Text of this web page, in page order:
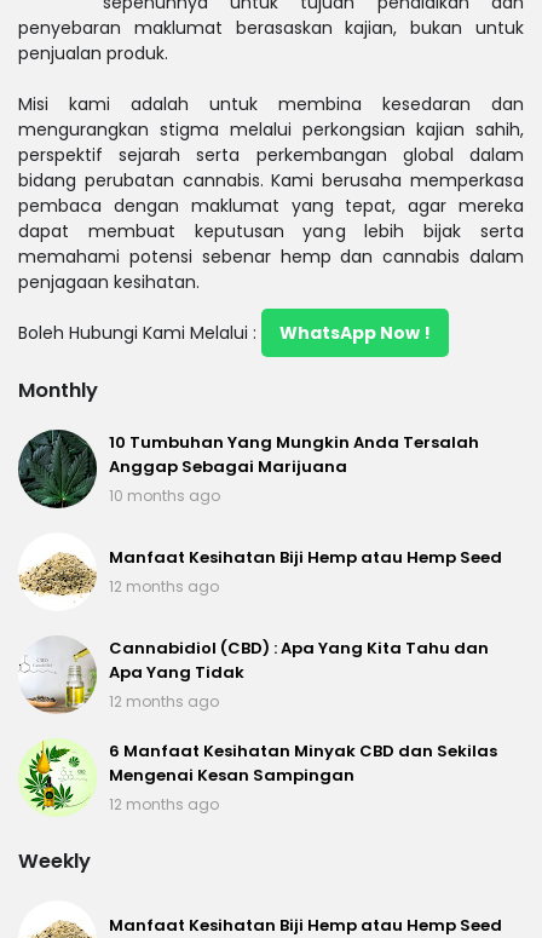
penyebaran maklumat berasaskan kajian, bukan untuk
penjualan produk.
Misi kami adalah untuk membina kesedaran dan
mengurangkan stigma melalui perkongsian kajian sahih,
perspektif sejarah serta perkembangan global dalam
bidang perubatan cannabis. Kami berusaha memperkasa
pembaca dengan maklumat yang tepat, agar mereka
dapat membuat keputusan yang lebih bijak serta
memahami potensi sebenar hemp dan cannabis dalam
penjagaan kesihatan.
Boleh Hubungi Kami Melalui : WhatsApp Now !
Monthly
10 Tumbuhan Yang Mungkin Anda Tersalah
Anggap Sebagai Marijuana
10 months ago
Manfaat Kesihatan Biji Hemp atau Hemp Seed
12 months ago
Cannabidiol (CBD) : Apa Yang Kita Tahu dan
Apa Yang Tidak
12 months ago
6 Manfaat Kesihatan Minyak CBD dan Sekilas
Mengenai Kesan Sampingan
12 months ago
Weekly
Manfaat Kesihatan Biji Hemp atau Hemp Seed